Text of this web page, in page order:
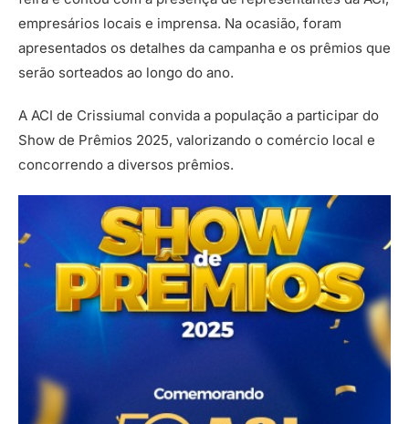
empresários locais e imprensa. Na ocasião, foram
apresentados os detalhes da campanha e os prêmios que
serão sorteados ao longo do ano.
A ACI de Crissiumal convida a população a participar do
Show de Prêmios 2025, valorizando o comércio local e
concorrendo a diversos prêmios.